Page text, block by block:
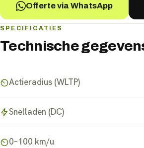
Offerte via WhatsApp
SPECIFICATIES
Technische
Actieradius (WLTP)
Snelladen (DC)
0–100 km/u